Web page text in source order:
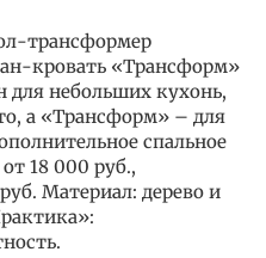
трансформер
кровать «Трансформ»
для небольших кухонь,
а «Трансформ» – для
спальное
18 000 руб.,
Материал: дерево и